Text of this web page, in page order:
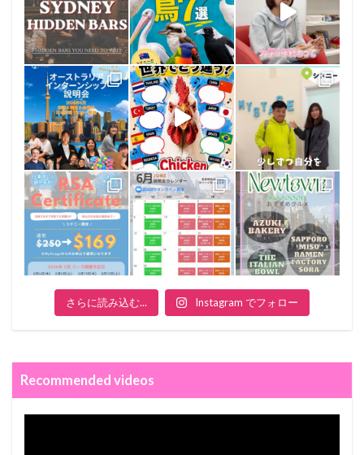
さらに読み込む... Instagram でフォロー
Recommended videos
動